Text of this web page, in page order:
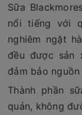
Sữa
nổi tiếng với
nghiêm ngặt
đều được sản
đảm bảo
Thành phần
quản, không